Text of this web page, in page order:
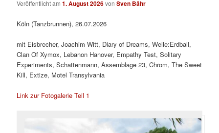
Veröffentlicht am1. August 2026vonSven Bähr
Köln (Tanzbrunnen), 26.07.2026
mit Eisbrecher, Joachim Witt, Diary of Dreams, Welle:Erdball,
Clan Of Xymox, Lebanon Hanover, Empathy Test, Solitary
Experiments, Schattenmann, Assemblage 23, Chrom, The Sweet
Kill, Extize, Motel Transylvania
Link zur Fotogalerie Teil 1